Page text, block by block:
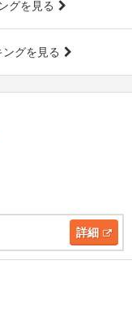
グを見る
グを見る
詳細